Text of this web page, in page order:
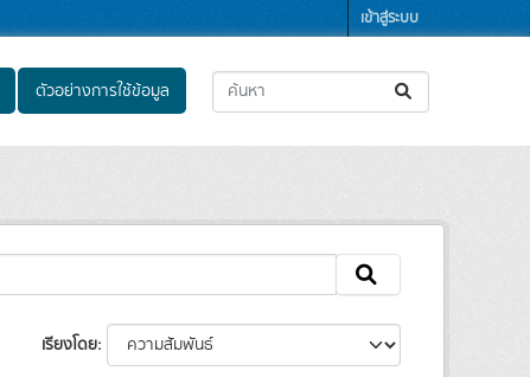
เข้าสู่ระบบ
ตัวอย่างการใช้ข้อมูล
เรียงโดย